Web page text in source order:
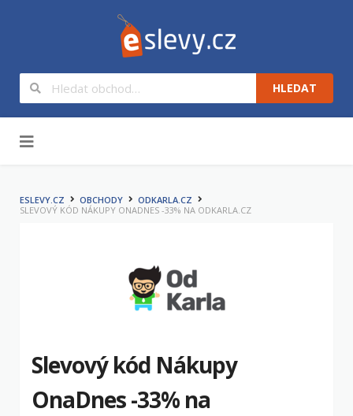
HLEDAT
ESLEVY.CZ OBCHODY
ODKARLA.CZ
SLEVOVÝ KÓD NÁKUPY ONADNES -33% NA ODKARLA.CZ
Slevový kód Nákupy
OnaDnes -33% na